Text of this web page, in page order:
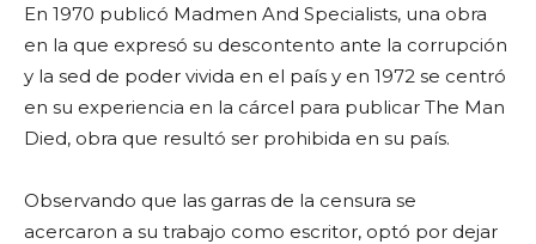
En 1970 publicó Madmen And Specialists, una obra
en la que expresó su descontento ante la corrupción
y la sed de poder vivida en el país y en 1972 se centró
en su experiencia en la cárcel para publicar The Man
Died, obra que resultó ser prohibida en su país.
Observando que las garras de la censura se
acercaron a su trabajo como escritor, optó por dejar